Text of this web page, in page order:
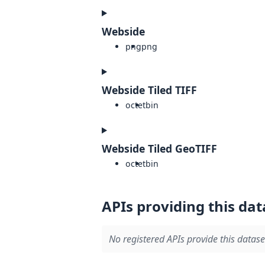
Webside
pngpng
Webside Tiled TIFF
octetbin
Webside Tiled GeoTIFF
octetbin
APIs providing this
No registered APIs provide this